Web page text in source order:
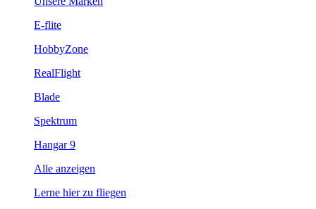
E-flite
HobbyZone
RealFlight
Blade
Spektrum
Hangar 9
Alle anzeigen
Lerne hier zu fliegen